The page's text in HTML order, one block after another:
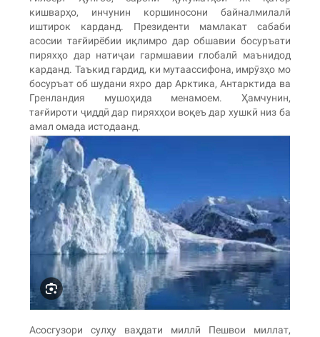
кишварҳо, инчунин коршиносони байналмилалӣ
иштирок карданд. Президенти мамлакат сабаби
асосии тағйирёбии иқлимро дар обшавии босуръати
пиряхҳо дар натиҷаи гармшавии глобалӣ маънидод
карданд. Таъкид гардид, ки мутаассифона, имрӯзҳо мо
босуръат об шудани яхро дар Арктика, Антарктида ва
Гренландия мушоҳида менамоем. Ҳамчунин,
тағйироти ҷиддӣ дар пиряхҳои воқеъ дар хушкӣ низ ба
амал омада истодаанд.
Асосгузори сулҳу ваҳдати миллӣ Пешвои миллат,